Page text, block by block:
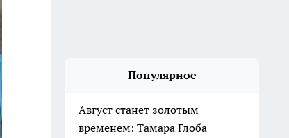
Популярное
Август станет золотым
временем: Тамара Глоба